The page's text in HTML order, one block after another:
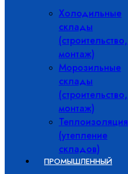
Холодильные
склады
(строительство,
монтаж)
Морозильные
склады
(строительство,
монтаж)
Теплоизоляция
(утепление
складов)
ПРОМЫШЛЕННЫЙ